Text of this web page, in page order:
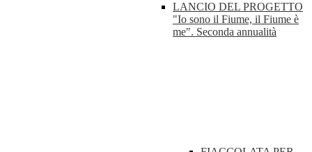
LANCIO DEL PROGETTO
"Io sono il Fiume, il Fiume è
me". Seconda annualità